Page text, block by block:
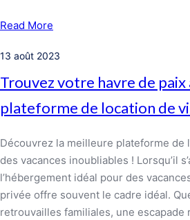
Read More
13 août 2023
Trouvez votre havre de
plateforme de location de
Découvrez la meilleure plateforme de
des vacances inoubliables ! Lorsqu’il
l’hébergement idéal pour des
privée offre souvent le cadre idéal.
retrouvailles familiales, une escapade